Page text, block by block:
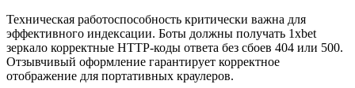
Техническая работоспособность критически важна для
эффективного индексации. Боты должны получать 1xbet
зеркало корректные HTTP-коды ответа без сбоев 404 или 500.
Отзывчивый оформление гарантирует корректное
отображение для портативных краулеров.